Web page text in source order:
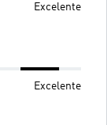
Excelente
Excelente